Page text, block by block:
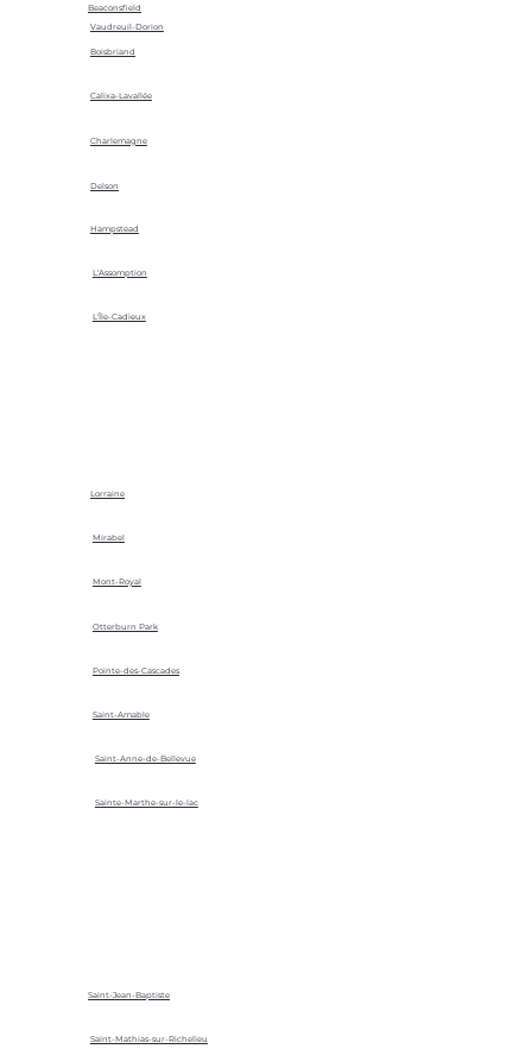
Vaudreuil-Dorion
Beaconsfield
Boisbriand
Calixa-Lavallée
Charlemagne
Delson
Hampstead
L'Assomption
L'Île-Cadieux
Lorraine
Mirabel
Mont-Royal
Otterburn Park
Pointe-des-Cascades
Saint-Amable
Saint-Anne-de-Bellevue
Sainte-Marthe-sur-le-lac
Saint-Jean-Baptiste
Saint-Mathias-sur-Richelieu